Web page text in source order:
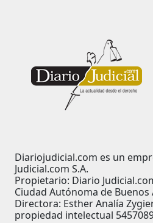
Diariojudicial.com es un
Judicial.com S.A.
Propietario: Diario
Ciudad Autónoma de Buenos
Directora: Esther Analía
propiedad intelectual